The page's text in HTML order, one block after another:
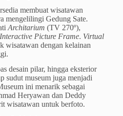
membuat wisatawan
mengelilingi Gedung Sate.
Architarium (TV 270º),
Interactive Picture Frame. Virtual
wisatawan dengan kelainan
desain pilar, hingga eksterior
sudut museum juga menjadi
ini menarik sebagai
Heryawan dan Deddy
wisatawan untuk berfoto.